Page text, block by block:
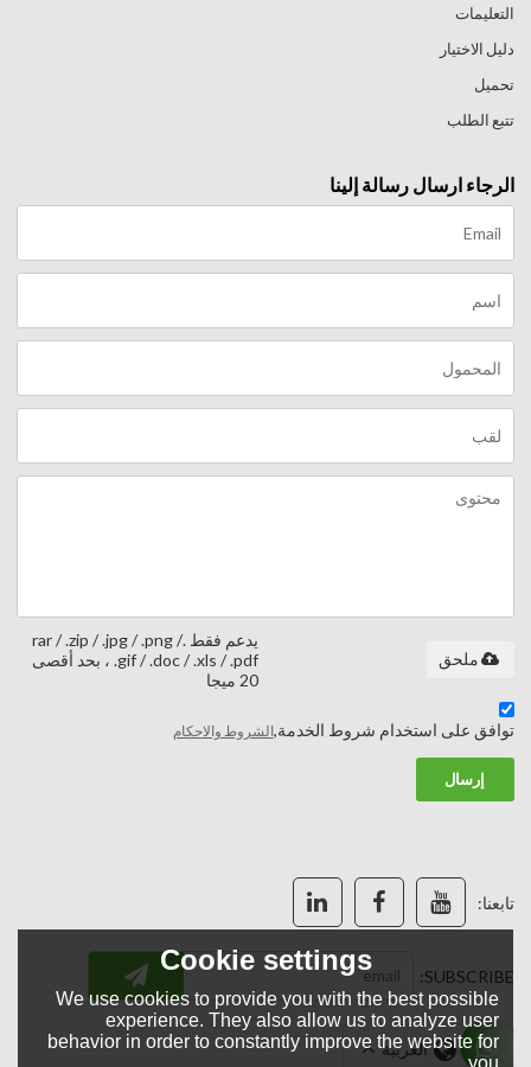
التعليمات
دليل الاختيار
تحميل
تتبع الطلب
الرجاء ارسال رسالة إلينا
يدعم فقط .rar / .zip / .jpg / .png /
.gif / .doc / .xls / .pdf ، بحد أقصى
20 ميجا
ملحق
توافق على استخدام شروط الخدمة,الشروط والاحكام
إرسال
تابعنا:
SUBSCRIBE:
لغة: العربية
Cookie settings
We use cookies to provide you with the best possible
experience. They also allow us to analyze user
behavior in order to constantly improve the website for
you.